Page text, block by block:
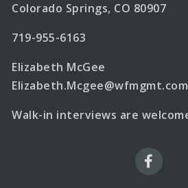
Colorado Springs, CO 80907
719-955-6163
Elizabeth McGee
Elizabeth.Mcgee@wfmgmt.com
Walk-in interviews are